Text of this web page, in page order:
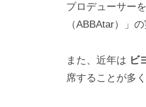
プロデューサー
（ABBAtar）」
また、近年は ビ
席することが多